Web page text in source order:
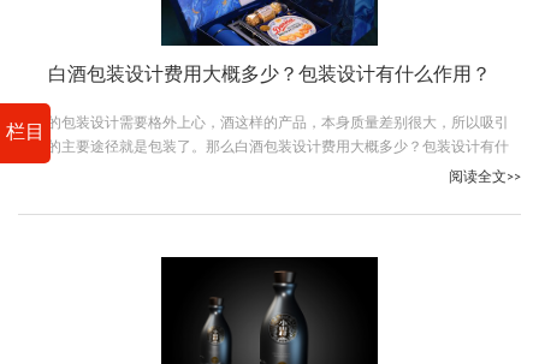
栏目
白酒包装设计费用大概多少？包装设计有什么作用？
酒类的包装设计需要格外上心，酒这样的产品，本身质量差别很大，所以吸引
客户的主要途径就是包装了。那么白酒包装设计费用大概多少？包装设计有什
阅读全文>>